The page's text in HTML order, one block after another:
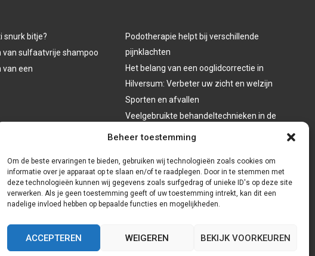
Beheer toestemming
Om de beste ervaringen te bieden, gebruiken wij technologieën zoals cookies om
informatie over je apparaat op te slaan en/of te raadplegen. Door in te stemmen met
deze technologieën kunnen wij gegevens zoals surfgedrag of unieke ID's op deze site
verwerken. Als je geen toestemming geeft of uw toestemming intrekt, kan dit een
nadelige invloed hebben op bepaalde functies en mogelijkheden.
ACCEPTEREN WEIGEREN BEKIJK VOORKEUREN
snurk bitje?
van sulfaatvrije shampoo
van een
Podotherapie helpt bij verschillende
pijnklachten
Het belang van een ooglidcorrectie in
Hilversum: Verbeter uw zicht en welzijn
Sporten en afvallen
Veelgebruikte behandeltechnieken in de